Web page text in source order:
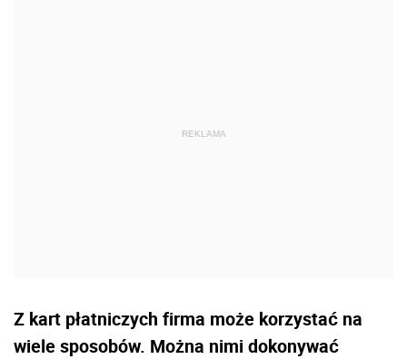
Z kart płatniczych firma może korzystać na
wiele sposobów. Można nimi dokonywać